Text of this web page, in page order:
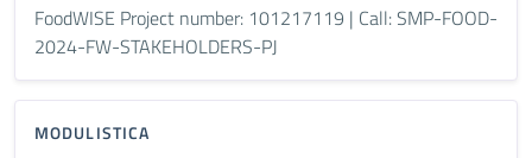
FoodWISE Project number: 101217119 | Call: SMP-FOOD-
2024-FW-STAKEHOLDERS-PJ
MODULISTICA